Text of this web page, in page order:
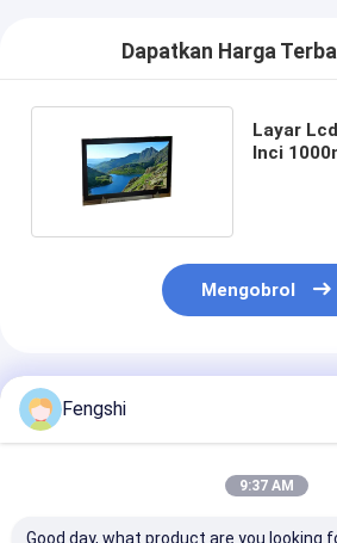
Dapatkan Harga
Layar
Inci
Mengobrol
Rekomendasi Produk
Fengshi
9:37 AM
Good day, what product are you looking